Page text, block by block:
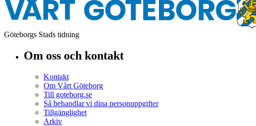
Göteborgs Stads tidning
Om oss och kontakt
Kontakt
Om Vårt Göteborg
Till goteborg.se
Så behandlar vi dina personuppgifter
Tillgänglighet
Arkiv